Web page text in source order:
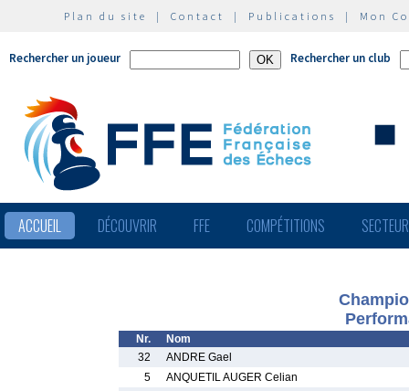
Plan du site | Contact | Publications | Mon
Rechercher un joueur Rechercher un club
ACCUEIL DÉCOUVRIR FFE COMPÉTITIONS
Nr.
Nom
32
ANDRE Gael
5
ANQUETIL AUGER Celian